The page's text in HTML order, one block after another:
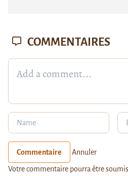
COMMENTAIRES
Commentaire Annuler
Votre commentaire pourra être